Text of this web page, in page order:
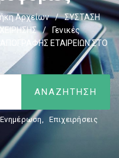
Αρχείων /
ΣΥΣΤΑΣΗ
/
Γενικές
ΕΤΑΙΡΕΙΩΝ ΣΤΟ
, Επιχειρήσεις